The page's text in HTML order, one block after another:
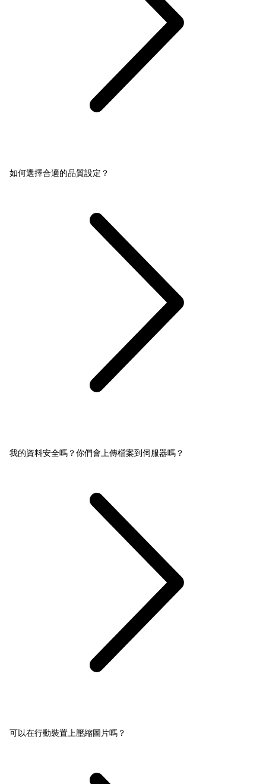
如何選擇合適的品質設定？
我的資料安全嗎？你們會上傳檔案到伺服器嗎？
可以在行動裝置上壓縮圖片嗎？